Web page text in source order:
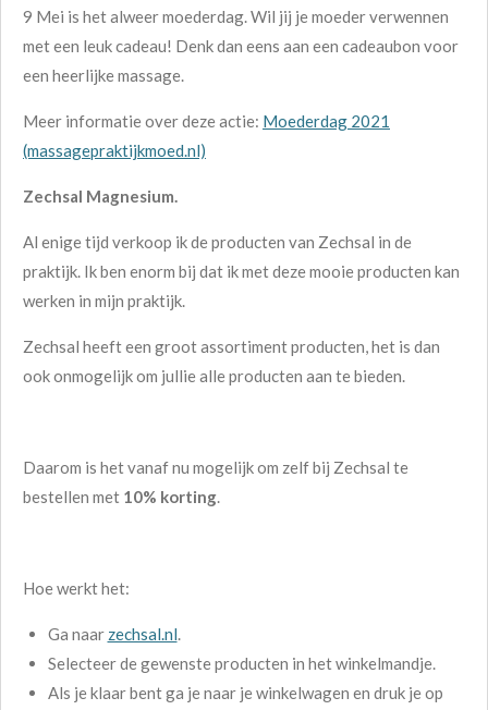
9 Mei is het alweer moederdag. Wil jij je moeder verwennen
met een leuk cadeau! Denk dan eens aan een cadeaubon voor
een heerlijke massage.
Meer informatie over deze actie: Moederdag 2021
(massagepraktijkmoed.nl)
Zechsal Magnesium.
Al enige tijd verkoop ik de producten van Zechsal in de
praktijk. Ik ben enorm bij dat ik met deze mooie producten kan
werken in mijn praktijk.
Zechsal heeft een groot assortiment producten, het is dan
ook onmogelijk om jullie alle producten aan te bieden.
Daarom is het vanaf nu mogelijk om zelf bij Zechsal te
bestellen met 10% korting.
Hoe werkt het:
Ga naar zechsal.nl.
Selecteer de gewenste producten in het winkelmandje.
Als je klaar bent ga je naar je winkelwagen en druk je op